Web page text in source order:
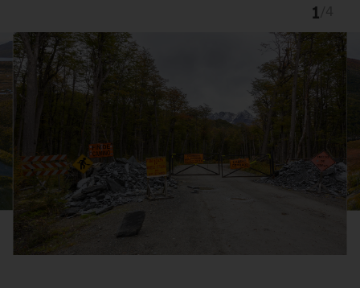
1